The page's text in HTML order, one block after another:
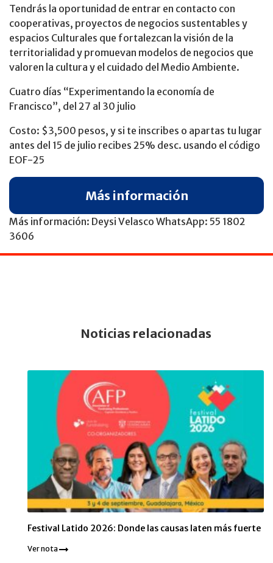
Tendrás la oportunidad de entrar en contacto con
cooperativas, proyectos de negocios sustentables y
espacios Culturales que fortalezcan la visión de la
territorialidad y promuevan modelos de negocios que
valoren la cultura y el cuidado del Medio Ambiente.
Cuatro días “Experimentando la economía de
Francisco”, del 27 al 30 julio
Costo: $3,500 pesos, y si te inscribes o apartas tu lugar
antes del 15 de julio recibes 25% desc. usando el código
EOF-25
Más información
Más información: Deysi Velasco WhatsApp: 55 1802
3606
Noticias relacionadas
Festival Latido 2026: Donde las causas laten más fuerte
Ver nota